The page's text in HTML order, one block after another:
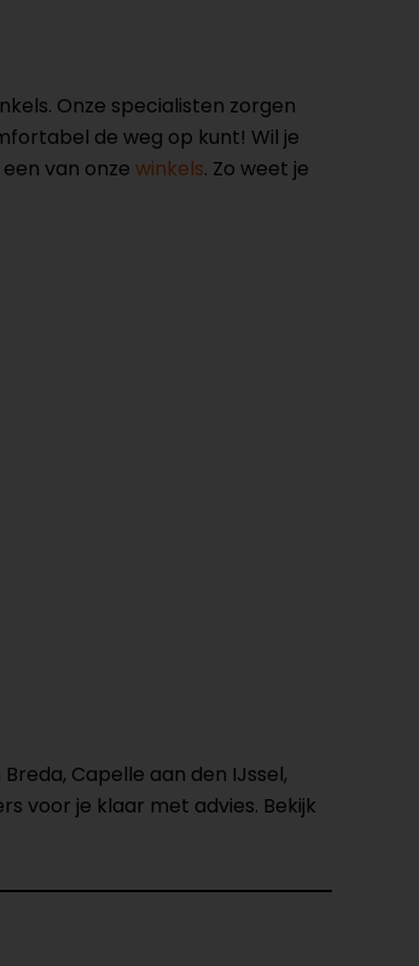
Onze specialisten zorgen
de weg op kunt! Wil je
van onze winkels. Zo weet je
Breda, Capelle aan den IJssel,
voor je klaar met advies. Bekijk